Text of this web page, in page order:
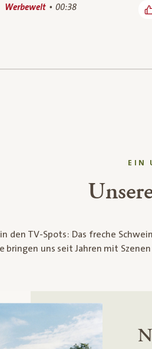
Werbewelt 00:38
EIN
den TV-Spots: Das freche
bringen uns seit Jahren mit
sowohl zum Schmunzeln